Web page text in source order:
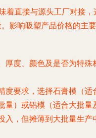
着直接与源头工厂对接，
影响吸塑产品价格的主要
厚度、颜色及是否为特殊
度要求，选择石膏模（适
量）或铝模（适合大批量
入，但摊薄到大批量生产